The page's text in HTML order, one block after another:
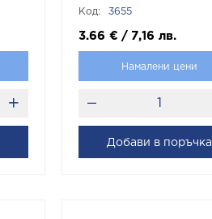
марка V-TAC
Код: 3655
3.66 € / 7,16 лв.
Намалени цени
Добави в поръчка